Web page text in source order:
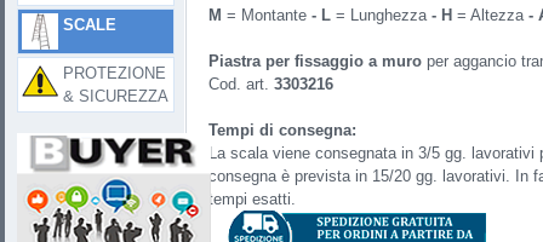
M = Montante - L = Lunghezza - H = Altezza -
Piastra per fissaggio a muroper aggancio
Cod. art. 3303216
Tempi di consegna:
La scala viene consegnata in 3/5 gg.
consegna è prevista in 15/20 gg. lavorativi. In
tempi esatti.
SCALE
PROTEZIONE
& SICUREZZA